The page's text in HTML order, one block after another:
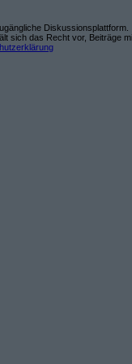
Diskussionsplattform.
sich das Recht vor, Beiträge